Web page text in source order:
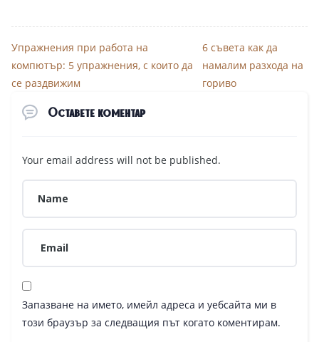
Упражнения при работа на
компютър: 5 упражнения, с които да
се раздвижим
6 съвета как да
намалим разхода на
гориво
Оставете коментар
Your email address will not be published.
Запазване на името, имейл адреса и уебсайта ми в
този браузър за следващия път когато коментирам.